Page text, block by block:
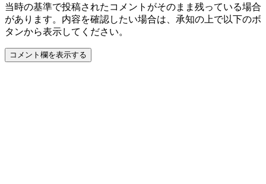
当時の基準で投稿されたコメントがそのまま残っている場合
があります。内容を確認したい場合は、承知の上で以下のボ
タンから表示してください。
コメント欄を表示する